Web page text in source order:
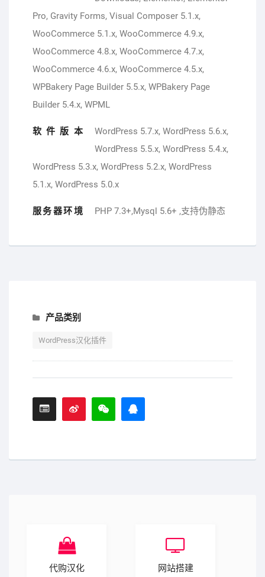
Pro, Gravity Forms, Visual Composer 5.1.x,
WooCommerce 5.1.x, WooCommerce 4.9.x,
WooCommerce 4.8.x, WooCommerce 4.7.x,
WooCommerce 4.6.x, WooCommerce 4.5.x,
WPBakery Page Builder 5.5.x, WPBakery Page
Builder 5.4.x, WPML
软件版本
WordPress 5.7.x, WordPress 5.6.x,
WordPress 5.5.x, WordPress 5.4.x,
WordPress 5.3.x, WordPress 5.2.x, WordPress
5.1.x, WordPress 5.0.x
服务器环境 PHP 7.3+,Mysql 5.6+ ,支持伪静态
产品类别
WordPress汉化插件
代购汉化 网站搭建